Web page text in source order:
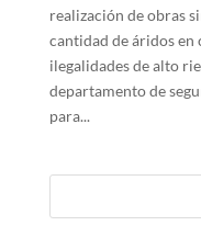
realización de obras
cantidad de áridos en
ilegalidades de alto
departamento de
para...